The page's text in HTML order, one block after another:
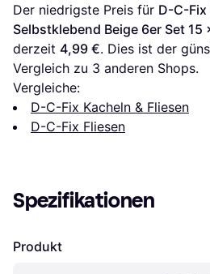
Der niedrigste Preis für D-C-
Selbstklebend Beige 6er Set 15
derzeit 4,99 €. Dies ist der
Vergleich zu 3 anderen Shops.
Vergleiche:
D-C-Fix Kacheln & Fliesen
D-C-Fix Fliesen
Spezifikationen
Produkt